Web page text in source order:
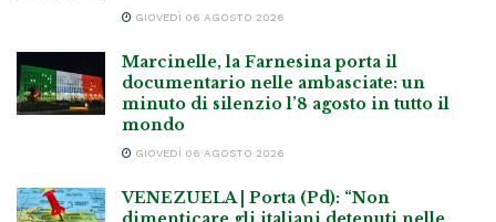
GIOVEDÌ 06 AGOSTO 2026
Marcinelle, la Farnesina porta il
documentario nelle ambasciate: un
minuto di silenzio l’8 agosto in tutto il
mondo
GIOVEDÌ 06 AGOSTO 2026
VENEZUELA | Porta (Pd): “Non